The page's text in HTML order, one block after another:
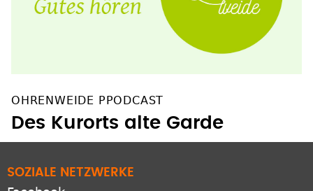
OHRENWEIDE PPODCAST
SOZIALE NETZWERKE